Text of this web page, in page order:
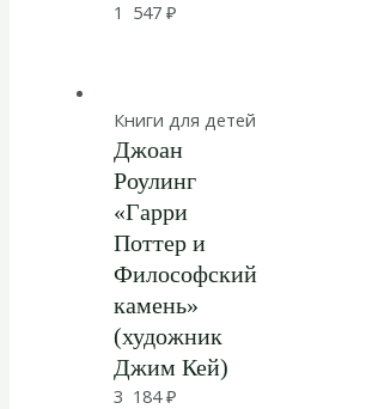
1 547₽
Книги для детей
Джоан
Роулинг
«Гарри
Поттер и
Философский
камень»
(художник
Джим Кей)
3 184₽